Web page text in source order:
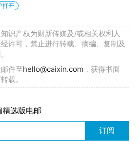
打开
识产权为财新传媒及/或相关权利人
许可，禁止进行转载、摘编、复制及
件至hello@caixin.com ，获得书面
载。
选版电邮
订阅